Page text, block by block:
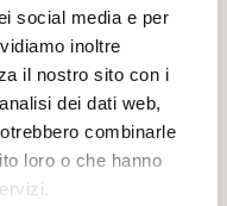
social media e per
inoltre
il nostro sito con i
dei dati web,
combinarle
loro o che hanno